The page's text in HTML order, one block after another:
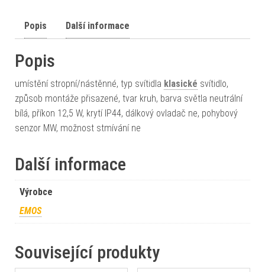
Popis Další informace
Popis
umístění stropní/nástěnné, typ svítidla klasické svítidlo,
způsob montáže přisazené, tvar kruh, barva světla neutrální
bílá, příkon 12,5 W, krytí IP44, dálkový ovladač ne, pohybový
senzor MW, možnost stmívání ne
Další informace
Výrobce
EMOS
Související produkty